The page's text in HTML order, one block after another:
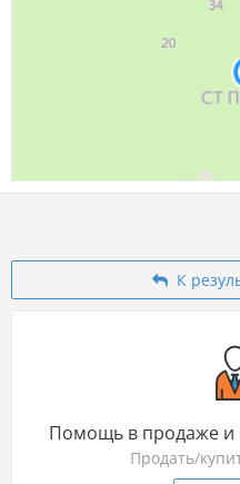
К
Помощь в продаже и
Продать/